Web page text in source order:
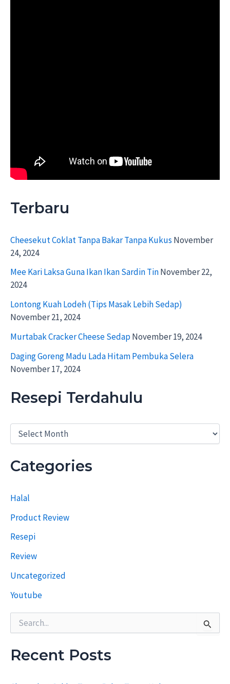
Terbaru
Cheesekut Coklat Tanpa Bakar Tanpa Kukus November
24, 2024
Mee Kari Laksa Guna Ikan Ikan Sardin TinNovember 22,
2024
Lontong Kuah Lodeh (Tips Masak Lebih Sedap)
November 21, 2024
Murtabak Cracker Cheese SedapNovember 19, 2024
Daging Goreng Madu Lada Hitam Pembuka Selera
November 17, 2024
Resepi Terdahulu
R
e
p
e
d
h
u
l
u
Categories
Halal
Product Review
Resepi
Review
Uncategorized
Youtube
r
cRecent Posts